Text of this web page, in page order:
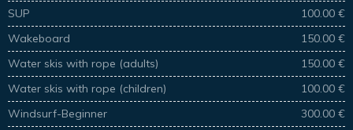
SUP
100.00 €
Wakeboard
150.00 €
Water skis with rope (adults)
150.00 €
Water skis with rope (children)
100.00 €
Windsurf-Beginner
300.00 €